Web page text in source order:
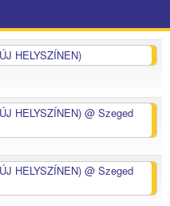
HELYSZÍNEN)
HELYSZÍNEN) @ Szeged
HELYSZÍNEN) @ Szeged